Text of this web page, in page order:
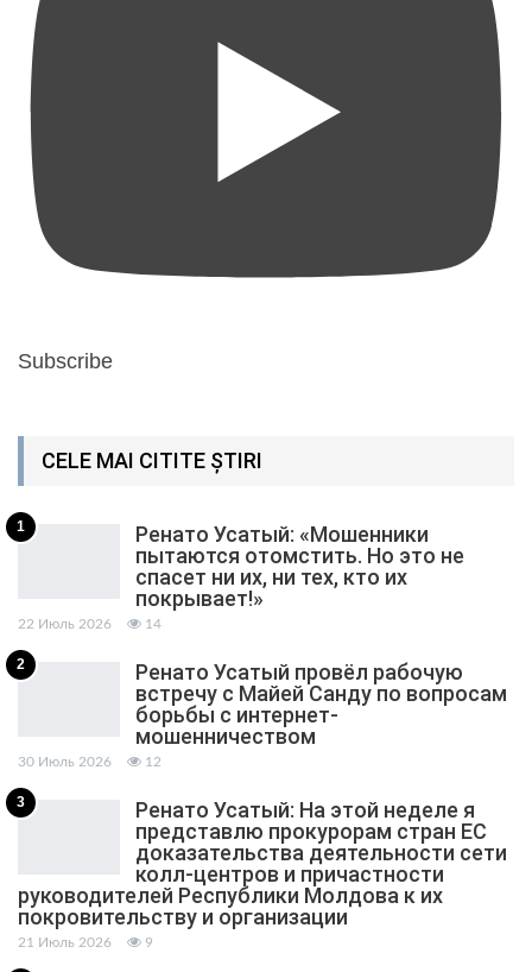
Subscribe
CELE MAI CITITE ȘTIRI
1
Ренато Усатый: «Мошенники
пытаются отомстить. Но это не
спасет ни их, ни тех, кто их
покрывает!»
22 Июль 2026 14
2
Ренато Усатый провёл рабочую
встречу с Майей Санду по вопросам
борьбы с интернет-
мошенничеством
30 Июль 2026 12
3
Ренато Усатый: На этой неделе я
представлю прокурорам стран ЕС
доказательства деятельности сети
колл-центров и причастности
руководителей Республики Молдова к их
покровительству и организации
21 Июль 2026 9